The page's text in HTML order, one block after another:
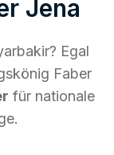
Jena
Egal
Faber
für nationale